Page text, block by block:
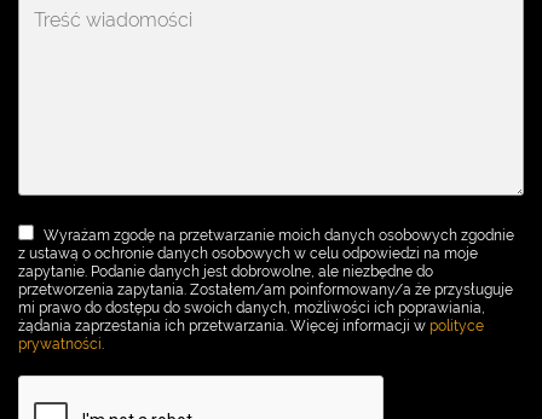
Wyrażam zgodę na przetwarzanie moich danych osobowych zgodnie
z ustawą o ochronie danych osobowych w celu odpowiedzi na moje
zapytanie. Podanie danych jest dobrowolne, ale niezbędne do
przetworzenia zapytania. Zostałem/am poinformowany/a że przysługuje
mi prawo do dostępu do swoich danych, możliwości ich poprawiania,
żądania zaprzestania ich przetwarzania. Więcej informacji w polityce
prywatności.